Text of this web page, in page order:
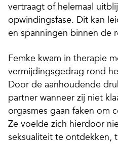
vertraagt of helemaal
opwindingsfase. Dit kan
en spanningen binnen de
Femke kwam in therapie
vermijdingsgedrag rond
Door de aanhoudende
partner wanneer zij niet
orgasmes gaan faken om
Ze voelde zich hierdoor
seksualiteit te ontdekken,